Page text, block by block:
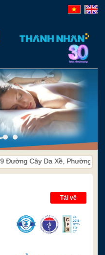
Da Xề, Phường Đông Hòa,
Tải về